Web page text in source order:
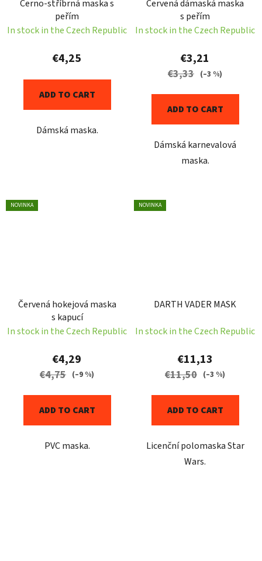
Černo-stříbrná maska s
peřím
In stock in the Czech Republic
€4,25
ADD TO CART
Dámská maska.
Červená dámaská maska
s peřím
In stock in the Czech Republic
€3,21
€3,33 (–3 %)
ADD TO CART
Dámská karnevalová
maska.
NOVINKA
Červená hokejová maska
s kapucí
In stock in the Czech Republic
€4,29
€4,75 (–9 %)
ADD TO CART
PVC maska.
NOVINKA
DARTH VADER MASK
In stock in the Czech Republic
€11,13
€11,50 (–3 %)
ADD TO CART
Licenční polomaska Star
Wars.